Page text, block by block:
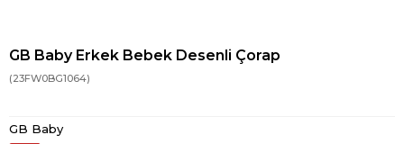
GB Baby Erkek Bebek Desenli Çorap
(23FW0BG1064)
GB Baby